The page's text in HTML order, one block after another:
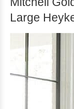
Large